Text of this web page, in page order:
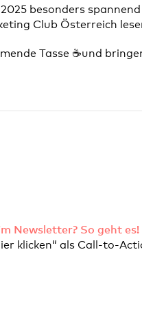
besonders
Club Österreich
Tasse ☕und
Newsletter? So geht es!
klicken“ als Call-to-